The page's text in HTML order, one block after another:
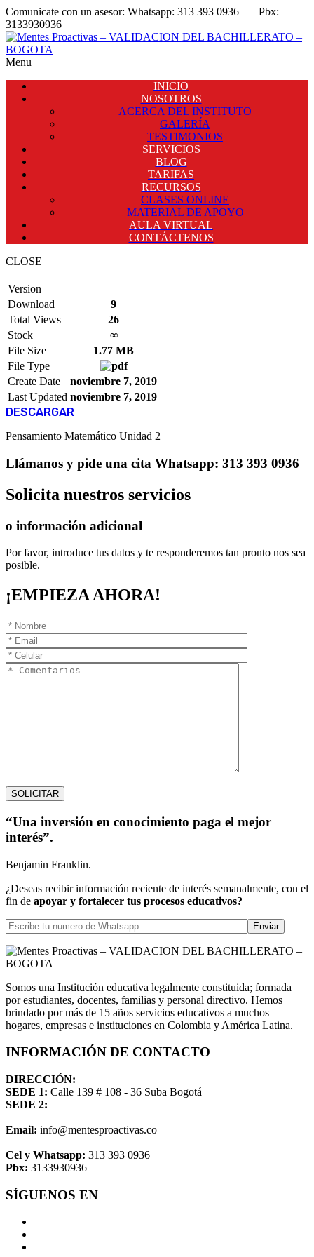
Comunicate con un asesor: Whatsapp: 313 393 0936 Pbx:
3133930936
Menu
INICIO
NOSOTROS
ACERCA DEL INSTITUTO
GALERÍA
TESTIMONIOS
SERVICIOS
BLOG
TARIFAS
RECURSOS
CLASES ONLINE
MATERIAL DE APOYO
AULA VIRTUAL
CONTÁCTENOS
CLOSE
Version
Download
9
Total Views
26
Stock
∞
File Size
1.77 MB
File Type
Create Date
noviembre 7, 2019
Last Updated noviembre 7, 2019
DESCARGAR
Pensamiento Matemático Unidad 2
Llámanos y pide una cita Whatsapp: 313 393 0936
Solicita nuestros servicios
o información adicional
Por favor, introduce tus datos y te responderemos tan pronto nos sea
posible.
¡EMPIEZA AHORA!
“Una inversión en conocimiento paga el mejor
interés”.
Benjamin Franklin.
¿Deseas recibir información reciente de interés semanalmente, con el
fin de apoyar y fortalecer tus procesos educativos?
Somos una Institución educativa legalmente constituida; formada
por estudiantes, docentes, familias y personal directivo. Hemos
brindado por más de 15 años servicios educativos a muchos
hogares, empresas e instituciones en Colombia y América Latina.
INFORMACIÓN DE CONTACTO
DIRECCIÓN:
SEDE 1: Calle 139 # 108 - 36 Suba Bogotá
SEDE 2:
Email: info@mentesproactivas.co
Cel y Whatsapp: 313 393 0936
Pbx: 3133930936
SÍGUENOS EN